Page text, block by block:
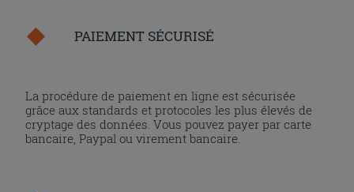
PAIEMENT SÉCURISÉ
La procédure de paiement en ligne est sécurisée
grâce aux standards et protocoles les plus élevés de
cryptage des données. Vous pouvez payer par carte
bancaire, Paypal ou virement bancaire.